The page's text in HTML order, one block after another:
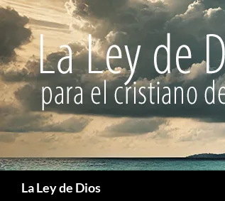
La Ley de Dios